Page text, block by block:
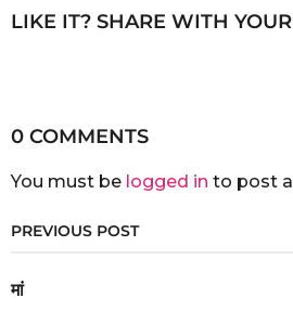
LIKE IT? SHARE WITH
0 COMMENTS
You must be logged in to post
PREVIOUS POST
मां